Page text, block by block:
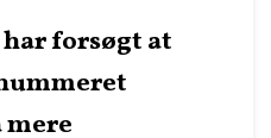
forsøgt at
mere